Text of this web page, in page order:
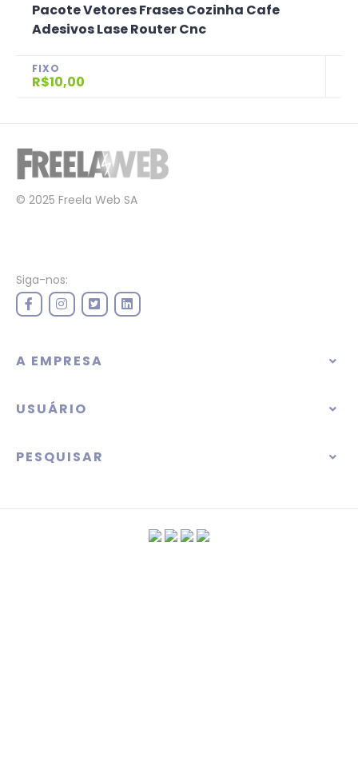
Pacote Vetores Frases Cozinha Cafe
Adesivos Lase Router Cnc
FIXO
R$10,00
© 2025 Freela Web SA
Siga-nos:
A EMPRESA
USUÁRIO
PESQUISAR